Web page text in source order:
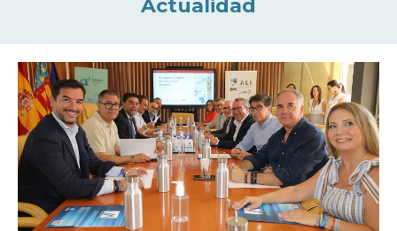
Actualidad